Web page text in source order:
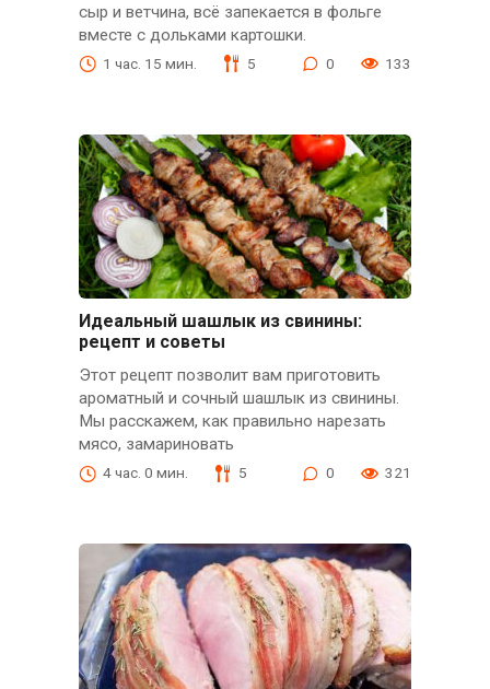
сыр и ветчина, всё запекается в фольге
вместе с дольками картошки.
1 час. 15 мин. 5 0 133
Идеальный шашлык из свинины:
рецепт и советы
Этот рецепт позволит вам приготовить
ароматный и сочный шашлык из свинины.
Мы расскажем, как правильно нарезать
мясо, замариновать
4 час. 0 мин. 5 0 321